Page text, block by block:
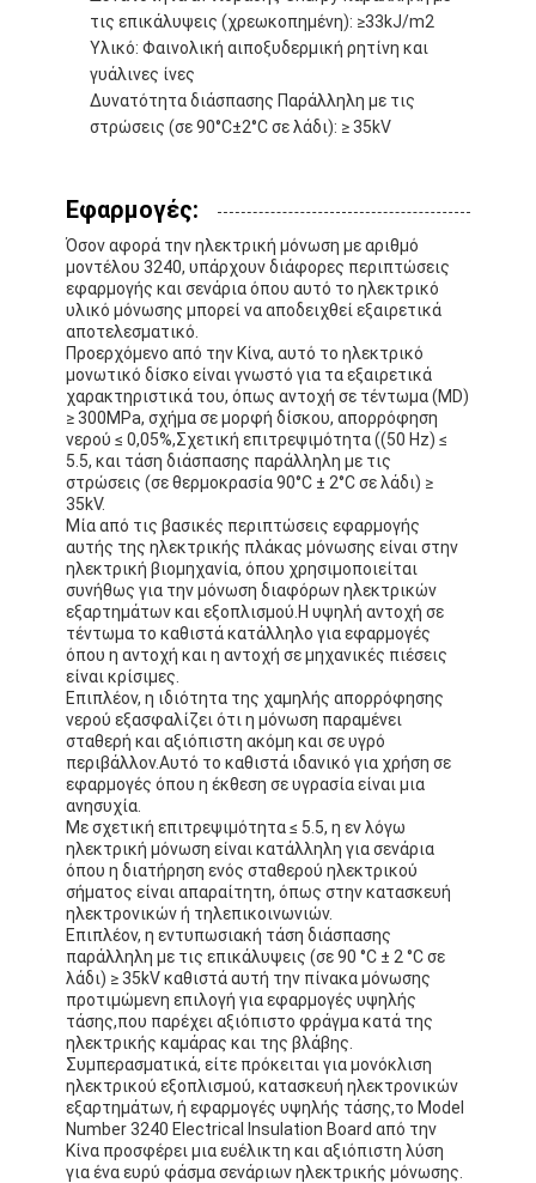
Γύρος εργοστασίων
Ποιοτικός έλεγχος
Μας ελάτε σε επαφή με
Συγκολλητική ταινία μόνωσης
Ταινία μόνωσης υφασμάτων γυαλιού
Ανθεκτική στη θερμότητα ταινία μόνωσης
Κολλητική ταινία υφασμάτων γυαλιού
Κολλητική ταινία ταινιών Polyimide
Κολλητική ταινία φύλλων αλουμινίου αργιλίου
Ταινία υφασμάτων γυαλιού φύλλων αλουμινίου αργιλίου
Αντιμέτωπο φύλλο αλουμινίου έγγραφο της Kraft
Ύφασμα φίμπεργκλας φύλλων αλουμινίου αργιλίου
Scrim φύλλων αλουμινίου ταινία
Ταινία αγωγών υφασμάτων
Το διπλάσιο πλαισίωσε την κολλητική ταινία
Κολλητική ταινία της PET
Ρίψη επένδυσης ακρίβειας
Ηλεκτρική πίνακα μόνωσης
τις επικάλυψεις (χρεωκοπημένη): ≥33kJ/m2
Υλικό: Φαινολική αιποξυδερμική ρητίνη και
γυάλινες ίνες
Δυνατότητα διάσπασης Παράλληλη με τις
στρώσεις (σε 90°C±2°C σε λάδι): ≥ 35kV
Εφαρμογές:
Όσον αφορά την ηλεκτρική μόνωση με αριθμό
μοντέλου 3240, υπάρχουν διάφορες περιπτώσεις
εφαρμογής και σενάρια όπου αυτό το ηλεκτρικό
υλικό μόνωσης μπορεί να αποδειχθεί εξαιρετικά
αποτελεσματικό.
Προερχόμενο από την Κίνα, αυτό το ηλεκτρικό
μονωτικό δίσκο είναι γνωστό για τα εξαιρετικά
χαρακτηριστικά του, όπως αντοχή σε τέντωμα (MD)
≥ 300MPa, σχήμα σε μορφή δίσκου, απορρόφηση
νερού ≤ 0,05%,Σχετική επιτρεψιμότητα ((50 Hz) ≤
5.5, και τάση διάσπασης παράλληλη με τις
στρώσεις (σε θερμοκρασία 90°C ± 2°C σε λάδι) ≥
35kV.
Μία από τις βασικές περιπτώσεις εφαρμογής
αυτής της ηλεκτρικής πλάκας μόνωσης είναι στην
ηλεκτρική βιομηχανία, όπου χρησιμοποιείται
συνήθως για την μόνωση διαφόρων ηλεκτρικών
εξαρτημάτων και εξοπλισμού.Η υψηλή αντοχή σε
τέντωμα το καθιστά κατάλληλο για εφαρμογές
όπου η αντοχή και η αντοχή σε μηχανικές πιέσεις
είναι κρίσιμες.
Επιπλέον, η ιδιότητα της χαμηλής απορρόφησης
νερού εξασφαλίζει ότι η μόνωση παραμένει
σταθερή και αξιόπιστη ακόμη και σε υγρό
περιβάλλον.Αυτό το καθιστά ιδανικό για χρήση σε
εφαρμογές όπου η έκθεση σε υγρασία είναι μια
ανησυχία.
Με σχετική επιτρεψιμότητα ≤ 5.5, η εν λόγω
ηλεκτρική μόνωση είναι κατάλληλη για σενάρια
όπου η διατήρηση ενός σταθερού ηλεκτρικού
σήματος είναι απαραίτητη, όπως στην κατασκευή
ηλεκτρονικών ή τηλεπικοινωνιών.
Επιπλέον, η εντυπωσιακή τάση διάσπασης
παράλληλη με τις επικάλυψεις (σε 90 °C ± 2 °C σε
λάδι) ≥ 35kV καθιστά αυτή την πίνακα μόνωσης
προτιμώμενη επιλογή για εφαρμογές υψηλής
τάσης,που παρέχει αξιόπιστο φράγμα κατά της
ηλεκτρικής καμάρας και της βλάβης.
Συμπερασματικά, είτε πρόκειται για μονόκλιση
ηλεκτρικού εξοπλισμού, κατασκευή ηλεκτρονικών
εξαρτημάτων, ή εφαρμογές υψηλής τάσης,το Model
Number 3240 Electrical Insulation Board από την
Κίνα προσφέρει μια ευέλικτη και αξιόπιστη λύση
για ένα ευρύ φάσμα σενάριων ηλεκτρικής μόνωσης.